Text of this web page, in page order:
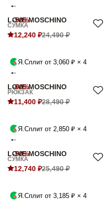
-50%
LOVE MOSCHINO
СУМКА
12,240 ₽24,490 ₽
Я.Сплит от 3,060 ₽ × 4
-60%
LOVE MOSCHINO
РЮКЗАК
11,400 ₽28,490 ₽
Я.Сплит от 2,850 ₽ × 4
-50%
LOVE MOSCHINO
СУМКА
12,740 ₽25,490 ₽
Я.Сплит от 3,185 ₽ × 4